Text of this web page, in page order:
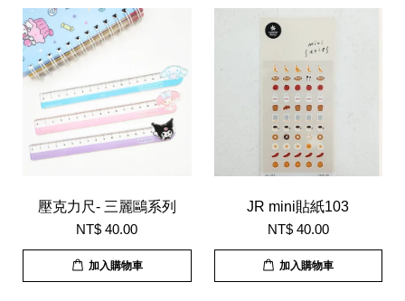
壓克力尺- 三麗鷗系列
NT$ 40.00
加入購物車
JR mini貼紙103
NT$ 40.00
加入購物車